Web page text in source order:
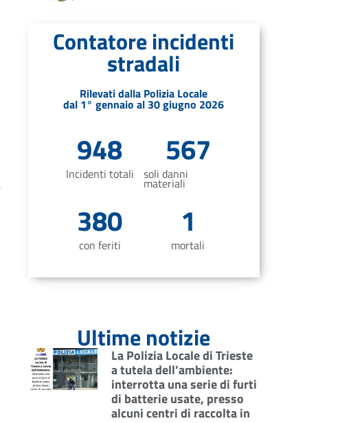
Contatore incidenti
stradali
Rilevati dalla Polizia Locale
dal 1° gennaio al 30 giugno 2026
Incidenti totali
948
soli danni
materiali
567
con feriti
380
mortali
1
Ultime notizie
La Polizia Locale di Trieste
a tutela dell’ambiente:
interrotta una serie di furti
di batterie usate, presso
alcuni centri di raccolta in